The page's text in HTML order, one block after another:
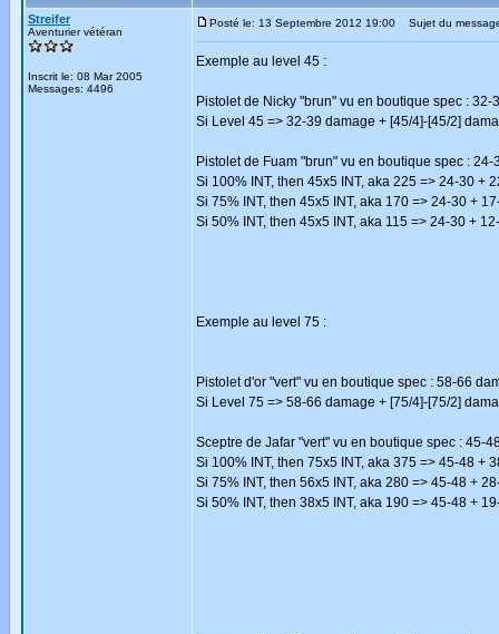
Streifer
Aventurier vétéran
Inscrit le: 08 Mar 2005
Messages: 4496
Posté le: 13 Septembre 2012 19:00 Sujet du
Exemple au level 45 :
Pistolet de Nicky "brun" vu en boutique spec : 32-
Si Level 45 => 32-39 damage + [45/4]-[45/2]
Pistolet de Fuam "brun" vu en boutique spec :
Si 100% INT, then 45x5 INT, aka 225 => 24-30 +
Si 75% INT, then 45x5 INT, aka 170 => 24-30 +
Si 50% INT, then 45x5 INT, aka 115 => 24-30 +
Exemple au level 75 :
Pistolet d'or "vert" vu en boutique spec : 58-66
Si Level 75 => 58-66 damage + [75/4]-[75/2]
Sceptre de Jafar "vert" vu en boutique spec : 45-
Si 100% INT, then 75x5 INT, aka 375 => 45-48 +
Si 75% INT, then 56x5 INT, aka 280 => 45-48 +
Si 50% INT, then 38x5 INT, aka 190 => 45-48 +